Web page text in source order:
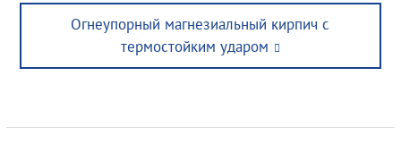
Next
Огнеупорный магнезиальный кирпич с
термостойким ударом